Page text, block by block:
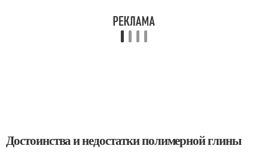
Достоинства и недостатки полимерной глины